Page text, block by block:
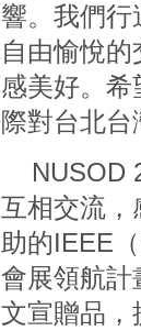
響。我們行
自由愉悅
感美好。
際對台北
NUSOD
互相交流，
助的IEEE
會展領航
文宣贈品，